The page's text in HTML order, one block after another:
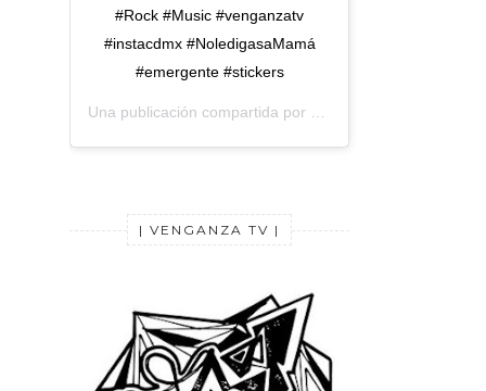
#Rock #Music #venganzatv
#instacdmx #NoledigasaMamá
#emergente #stickers
| VENGANZA TV |